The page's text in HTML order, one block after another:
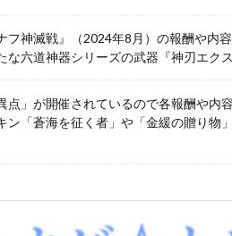
フ神滅戦』（2024年8月）の報酬や内
六道神器シリーズの武器『神刃エク
点」が開催されているので各報酬や内
ン「蒼海を征く者」や「金緩の贈り物